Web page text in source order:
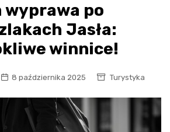
wyprawa po
Jasła:
winnice!
8 października 2025 Turystyka